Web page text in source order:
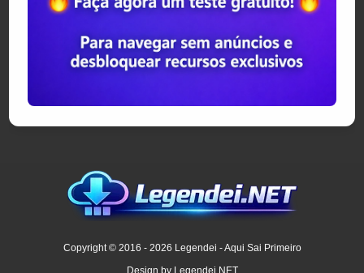
Copyright © 2016 - 2026 Legendei - Aqui Sai Primeiro